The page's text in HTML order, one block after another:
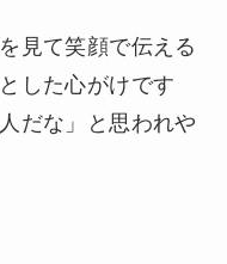
見て笑顔で伝える
した心がけです
だな」と思われや